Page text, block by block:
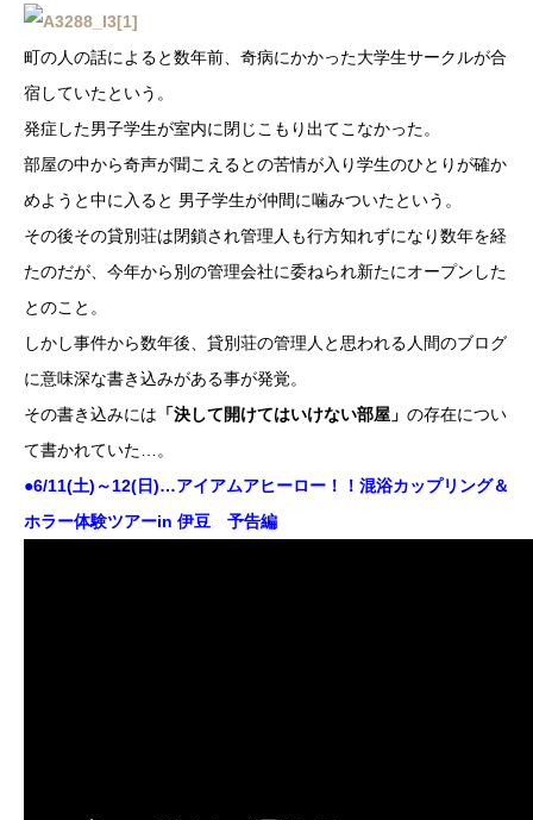
町の人の話によると数年前、奇病にかかった大学生サークルが合
宿していたという。
発症した男子学生が室内に閉じこもり出てこなかった。
部屋の中から奇声が聞こえるとの苦情が入り学生のひとりが確か
めようと中に入ると 男子学生が仲間に噛みついたという。
その後その貸別荘は閉鎖され管理人も行方知れずになり数年を経
たのだが、今年から別の管理会社に委ねられ新たにオープンした
とのこと。
しかし事件から数年後、貸別荘の管理人と思われる人間のブログ
に意味深な書き込みがある事が発覚。
その書き込みには 「決して開けてはいけない部屋」 の存在につい
て書かれていた…。
●6/11(土)～12(日)…アイアムアヒーロー！！混浴カップリング＆
ホラー体験ツアーin 伊豆 予告編